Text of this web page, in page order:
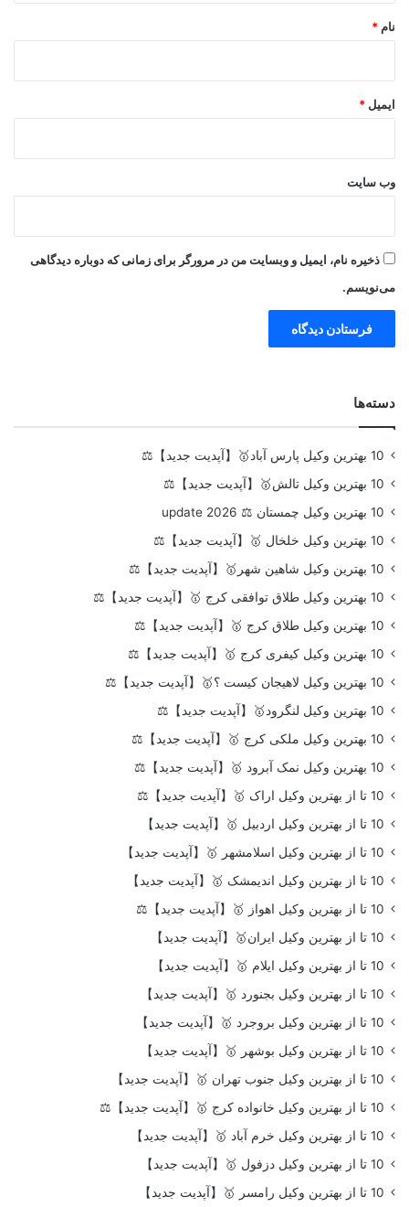
نام *
ایمیل *
وب‌ سایت
ذخیره نام، ایمیل و وبسایت من در مرورگر برای زمانی که دوباره دیدگاهی
می‌نویسم.
دسته‌ها
10 بهترین وکیل پارس آباد🥇【آپدیت جدید】⚖️
10 بهترین وکیل تالش🥇【آپدیت جدید】⚖️
10 بهترین وکیل چمستان ⚖️ update 2026
10 بهترین وکیل خلخال 🥇【آپدیت جدید】⚖️
10 بهترین وکیل شاهین شهر🥇【آپدیت جدید】⚖️
10 بهترین وکیل طلاق توافقی کرج 🥇【آپدیت جدید】⚖️
10 بهترین وکیل طلاق کرج 🥇【آپدیت جدید】⚖️
10 بهترین وکیل کیفری کرج 🥇【آپدیت جدید】⚖️
10 بهترین وکیل لاهیجان کیست ؟🥇【آپدیت جدید】⚖️
10 بهترین وکیل لنگرود🥇【آپدیت جدید】⚖️
10 بهترین وکیل ملکی کرج 🥇【آپدیت جدید】⚖️
10 بهترین وکیل نمک آبرود 🥇【آپدیت جدید】⚖️
10 تا از بهترین وکیل اراک 🥇【آپدیت جدید】⚖️
10 تا از بهترین وکیل اردبیل 🥇【آپدیت جدید】
10 تا از بهترین وکیل اسلامشهر 🥇【آپدیت جدید】
10 تا از بهترین وکیل اندیمشک 🥇【آپدیت جدید】
10 تا از بهترین وکیل اهواز 🥇【آپدیت جدید】⚖️
10 تا از بهترین وکیل ایران🥇【آپدیت جدید】
10 تا از بهترین وکیل ایلام 🥇【آپدیت جدید】
10 تا از بهترین وکیل بجنورد 🥇【آپدیت جدید】
10 تا از بهترین وکیل بروجرد 🥇【آپدیت جدید】
10 تا از بهترین وکیل بوشهر 🥇【آپدیت جدید】
10 تا از بهترین وکیل جنوب تهران 🥇【آپدیت جدید】
10 تا از بهترین وکیل خانواده کرج 🥇【آپدیت جدید】⚖️
10 تا از بهترین وکیل خرم آباد 🥇【آپدیت جدید】
10 تا از بهترین وکیل دزفول 🥇【آپدیت جدید】
10 تا از بهترین وکیل رامسر 🥇【آپدیت جدید】